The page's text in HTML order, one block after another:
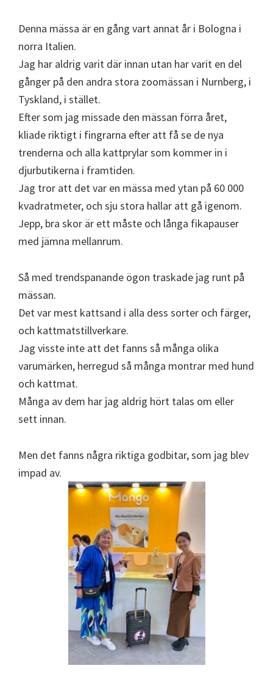
Denna mässa är en gång vart annat år i Bologna i
norra Italien.
Jag har aldrig varit där innan utan har varit en del
gånger på den andra stora zoomässan i Nurnberg, i
Tyskland, i stället.
Efter som jag missade den mässan förra året,
kliade riktigt i fingrarna efter att få se de nya
trenderna och alla kattprylar som kommer in i
djurbutikerna i framtiden.
Jag tror att det var en mässa med ytan på 60 000
kvadratmeter, och sju stora hallar att gå igenom.
Jepp, bra skor är ett måste och långa fikapauser
med jämna mellanrum.
Så med trendspanande ögon traskade jag runt på
mässan.
Det var mest kattsand i alla dess sorter och färger,
och kattmatstillverkare.
Jag visste inte att det fanns så många olika
varumärken, herregud så många montrar med hund
och kattmat.
Många av dem har jag aldrig hört talas om eller
sett innan.
Men det fanns några riktiga godbitar, som jag blev
impad av.